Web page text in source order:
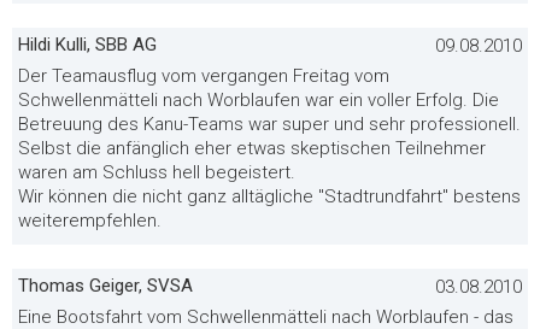
Hildi Kulli, SBB AG
09.08.2010
Der Teamausflug vom vergangen Freitag vom
Schwellenmätteli nach Worblaufen war ein voller Erfolg. Die
Betreuung des Kanu-Teams war super und sehr professionell.
Selbst die anfänglich eher etwas skeptischen Teilnehmer
waren am Schluss hell begeistert.
Wir können die nicht ganz alltägliche "Stadtrundfahrt" bestens
weiterempfehlen.
Thomas Geiger, SVSA
03.08.2010
Eine Bootsfahrt vom Schwellenmätteli nach Worblaufen - das